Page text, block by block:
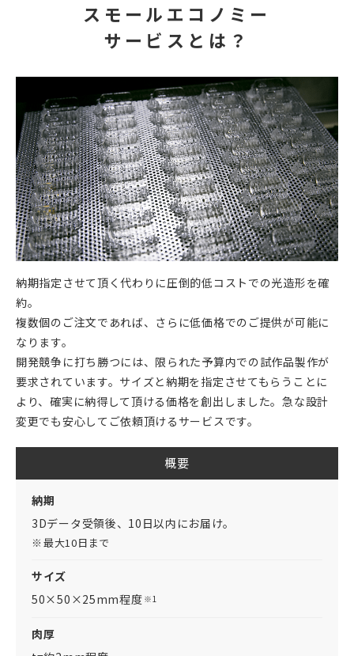
スモールエコノミー
サービスとは？
納期指定させて頂く代わりに圧倒的低コストでの光造形を確
約。
複数個のご注文であれば、さらに低価格でのご提供が可能に
なります。
開発競争に打ち勝つには、限られた予算内での試作品製作が
要求されています。サイズと納期を指定させてもらうことに
より、確実に納得して頂ける価格を創出しました。急な設計
変更でも安心してご依頼頂けるサービスです。
概要
納期
3Dデータ受領後、10日以内にお届け。
最大10日まで
サイズ
50×50×25mm程度 ※1
肉厚